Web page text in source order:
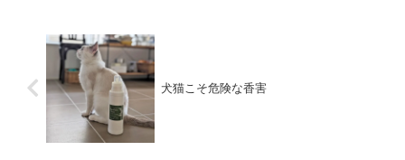
犬猫こそ危険な香害